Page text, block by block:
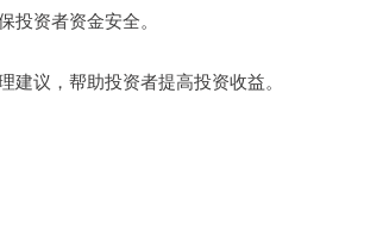
资者资金安全。
议，帮助投资者提高投资收益。